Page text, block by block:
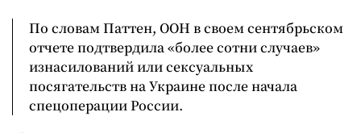
По словам Паттен, ООН в своем сентябрьском
отчете подтвердила «более сотни случаев»
изнасилований или сексуальных
посягательств на Украине после начала
спецоперации России.